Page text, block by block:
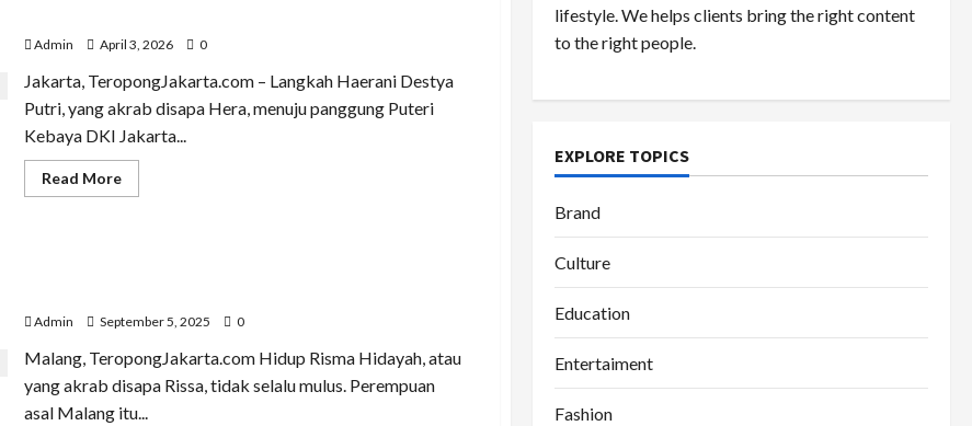
Admin April 3, 2026 0
Jakarta, TeropongJakarta.com – Langkah Haerani Destya
Putri, yang akrab disapa Hera, menuju panggung Puteri
Kebaya DKI Jakarta...
Read MoreRead
more
Destya
Putri
Runner
Up
Tingkat
DKI
Admin September 5, 2025 0
Malang, TeropongJakarta.com Hidup Risma Hidayah, atau
yang akrab disapa Rissa, tidak selalu mulus. Perempuan
asal Malang itu...
lifestyle. We helps clients bring the right content
to the right people.
EXPLORE TOPICS
Brand
Culture
Education
Entertaiment
Fashion